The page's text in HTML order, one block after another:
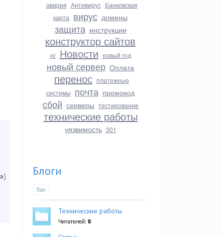
авария Антивирус Банковская
карта вирус домены
защита инструкции
конструктор сайтов
нг Новости новый год
новый сервер Оплата
перенос платежные
системы почта промокод
сбой серверы тестирование
технические работы
уязвимость 301
Блоги
Топ
Технические работы
Читателей: 8